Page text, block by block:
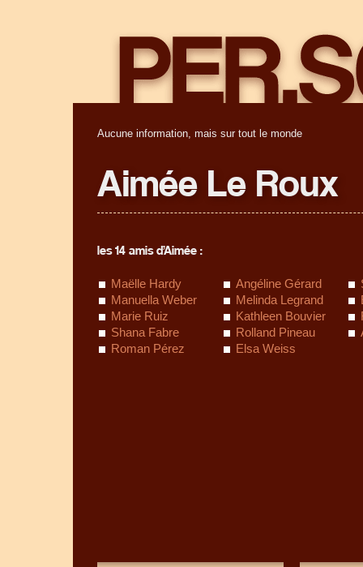
Aucune information, mais sur tout le monde
Aimée Le Roux
les 14 amis d’Aimée :
Maëlle Hardy Angéline Gérard
Manuella Weber
Melinda Legrand
Marie Ruiz
Kathleen Bouvier
Shana Fabre
Rolland Pineau
Roman Pérez
Elsa Weiss